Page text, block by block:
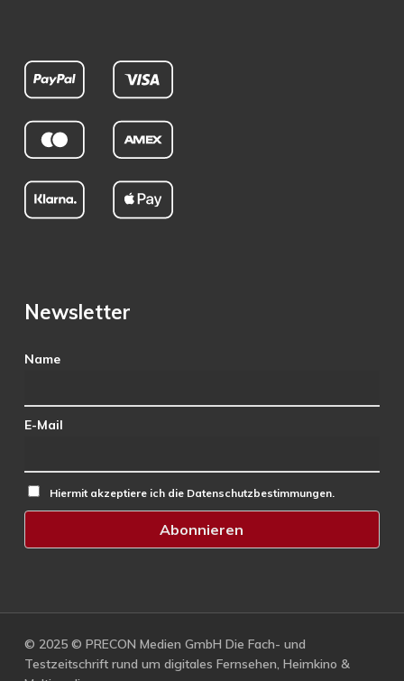
Newsletter
Name
E-Mail
Hiermit akzeptiere ich die Datenschutzbestimmungen.
© 2025 © PRECON Medien GmbH Die Fach- und
Testzeitschrift rund um digitales Fernsehen, Heimkino &